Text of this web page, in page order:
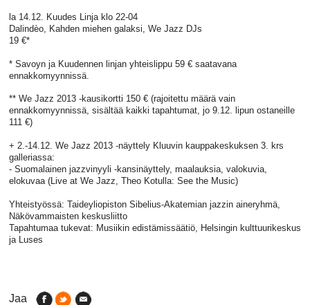
la 14.12. Kuudes Linja klo 22-04
Dalindèo, Kahden miehen galaksi, We Jazz DJs
19 €*
* Savoyn ja Kuudennen linjan yhteislippu 59 € saatavana
ennakkomyynnissä.
** We Jazz 2013 -kausikortti 150 € (rajoitettu määrä vain
ennakkomyynnissä, sisältää kaikki tapahtumat, jo 9.12. lipun ostaneille
111 €)
+ 2.-14.12. We Jazz 2013 -näyttely Kluuvin kauppakeskuksen 3. krs
galleriassa:
- Suomalainen jazzvinyyli -kansinäyttely, maalauksia, valokuvia,
elokuvaa (Live at We Jazz, Theo Kotulla: See the Music)
Yhteistyössä: Taideyliopiston Sibelius-Akatemian jazzin aineryhmä,
Näkövammaisten keskusliitto
Tapahtumaa tukevat: Musiikin edistämissäätiö, Helsingin kulttuurikeskus
ja Luses
Jaa